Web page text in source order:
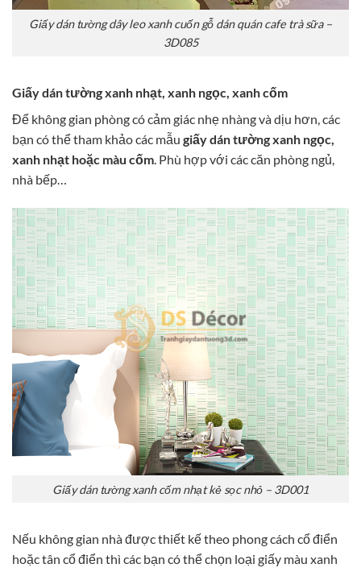
Giấy dán tường dây leo xanh cuốn gỗ dán quán cafe trà sữa –
3D085
Giấy dán tường xanh nhạt, xanh ngọc, xanh cốm
Để không gian phòng có cảm giác nhẹ nhàng và dịu hơn, các
bạn có thể tham khảo các mẫu giấy dán tường xanh ngọc,
xanh nhạt hoặc màu cốm . Phù hợp với các căn phòng ngủ,
nhà bếp…
Giấy dán tường xanh cốm nhạt kẻ sọc nhỏ – 3D001
Nếu không gian nhà được thiết kế theo phong cách cổ điển
hoặc tân cổ điển thì các bạn có thể chọn loại giấy màu xanh